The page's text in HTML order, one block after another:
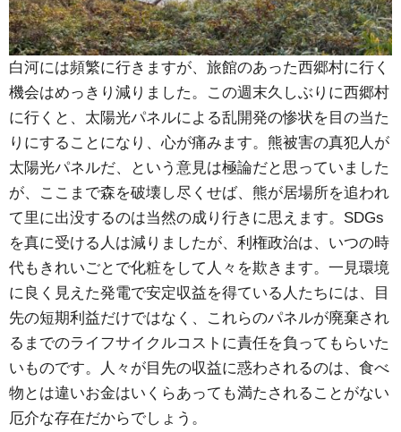
白河には頻繁に行きますが、旅館のあった西郷村に行く
機会はめっきり減りました。この週末久しぶりに西郷村
に行くと、太陽光パネルによる乱開発の惨状を目の当た
りにすることになり、心が痛みます。熊被害の真犯人が
太陽光パネルだ、という意見は極論だと思っていました
が、ここまで森を破壊し尽くせば、熊が居場所を追われ
て里に出没するのは当然の成り行きに思えます。SDGs
を真に受ける人は減りましたが、利権政治は、いつの時
代もきれいごとで化粧をして人々を欺きます。一見環境
に良く見えた発電で安定収益を得ている人たちには、目
先の短期利益だけではなく、これらのパネルが廃棄され
るまでのライフサイクルコストに責任を負ってもらいた
いものです。人々が目先の収益に惑わされるのは、食べ
物とは違いお金はいくらあっても満たされることがない
厄介な存在だからでしょう。